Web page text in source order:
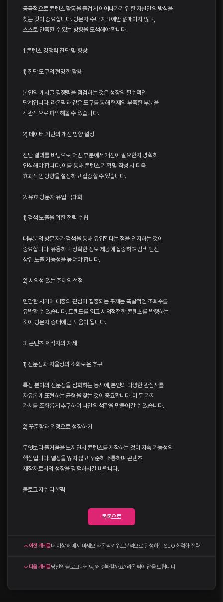
궁극적으로 콘텐츠 활동을 즐겁게 이어나가기 위한 자신만의 방식을
찾는 것이 중요합니다. 방문자 수나 지표에만 얽매이지 않고,
스스로 만족할 수 있는 방향을 모색해야 합니다.
1. 콘텐츠 경쟁력 진단 및 향상
1) 진단 도구의 현명한 활용
본인의 게시글 경쟁력을 점검하는 것은 성장의 필수적인
단계입니다. 라온픽과 같은 도구를 통해 현재의 부족한 부분을
객관적으로 파악해볼 수 있습니다.
2) 데이터 기반의 개선 방향 설정
진단 결과를 바탕으로 어떤 부분에서 개선이 필요한지 명확히
인식해야 합니다. 이를 통해 콘텐츠 기획 및 작성 시 더욱
효과적인 방향을 설정하고 집중할 수 있습니다.
2. 유효 방문자 유입 극대화
1) 검색 노출을 위한 전략 수립
대부분의 방문자가 검색을 통해 유입된다는 점을 인지하는 것이
중요합니다. 유용하고 정확한 정보 제공에 집중하여 검색 엔진
상위 노출 가능성을 높여야 합니다.
2) 시의성 있는 주제의 선점
민감한 시기에 대중의 관심이 집중되는 주제는 폭발적인 조회수를
유발할 수 있습니다. 트렌드를 읽고 시의적절한 콘텐츠를 발행하는
것이 방문자 증대에 큰 도움이 됩니다.
3. 콘텐츠 제작자의 자세
1) 전문성과 자율성의 조화로운 추구
특정 분야의 전문성을 심화하는 동시에, 본인의 다양한 관심사를
자유롭게 표현하는 균형을 찾는 것이 중요합니다. 이 두 가지
가치를 조화롭게 추구하며 나만의 색깔을 만들어갈 수 있습니다.
2) 꾸준함과 열정으로 성장하기
무엇보다 즐거움을 느끼면서 콘텐츠를 제작하는 것이 지속 가능성의
핵심입니다. 열정을 잃지 않고 꾸준히 소통하며 콘텐츠
제작자로서의 성장을 경험하시길 바랍니다.
블로그지수 라온픽
목록으로
이전 게시글더 이상 헤매지 마세요 라온픽 키워드분석으로 완성하는 SEO 최적화 전략
다음 게시글당신의 블로그마케팅, 왜 실패할까요? 라온픽이 답을 드립니다